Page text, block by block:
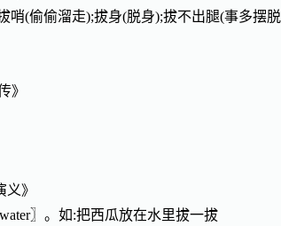
哨(偷偷溜走);拔身(脱身);拔不出腿(事多摆脱
》
》
〗。如:把西瓜放在水里拔一拔